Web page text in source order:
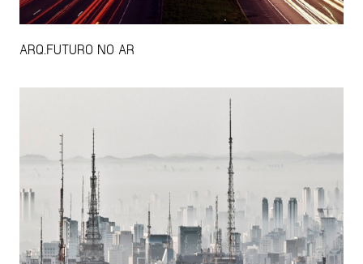
ARQ.FUTURO NO AR